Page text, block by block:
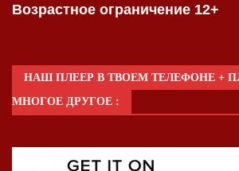
Возрастное ограничение 12+
НАШ ПЛЕЕР В ТВОЕМ ТЕЛЕФОНЕ +
МНОГОЕ ДРУГОЕ :